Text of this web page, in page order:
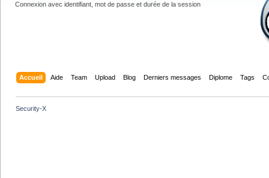
Connexion avec identifiant, mot de passe et durée de la session
Accueil Aide Team Upload Blog Derniers messages Diplome Tags
Security-X